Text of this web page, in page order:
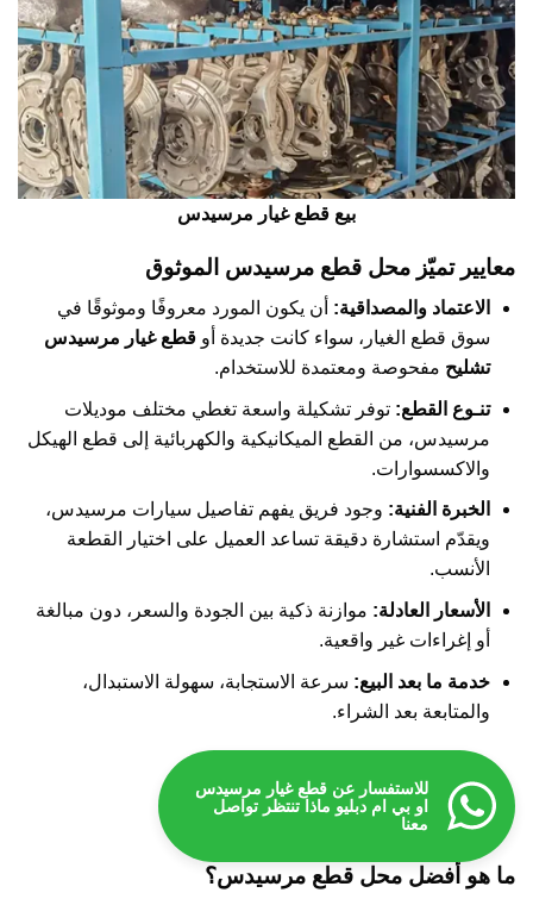
بيع قطع غيار مرسيدس
معايير تميّز محل قطع مرسيدس الموثوق
الاعتماد والمصداقية: أن يكون المورد معروفًا وموثوقًا في
سوق قطع الغيار، سواء كانت جديدة أو قطع غيار مرسيدس
تشليح مفحوصة ومعتمدة للاستخدام.
تنـوع القطع: توفر تشكيلة واسعة تغطي مختلف موديلات
مرسيدس، من القطع الميكانيكية والكهربائية إلى قطع الهيكل
والاكسسوارات.
الخبرة الفنية: وجود فريق يفهم تفاصيل سيارات مرسيدس،
ويقدّم استشارة دقيقة تساعد العميل على اختيار القطعة
الأنسب.
الأسعار العادلة: موازنة ذكية بين الجودة والسعر، دون مبالغة
أو إغراءات غير واقعية.
خدمة ما بعد البيع: سرعة الاستجابة، سهولة الاستبدال،
والمتابعة بعد الشراء.
للاستفسار عن قطع غيار مرسيدس
او بي ام دبليو ماذا تنتظر تواصل
معنا
ما هو أفضل محل قطع مرسيدس؟